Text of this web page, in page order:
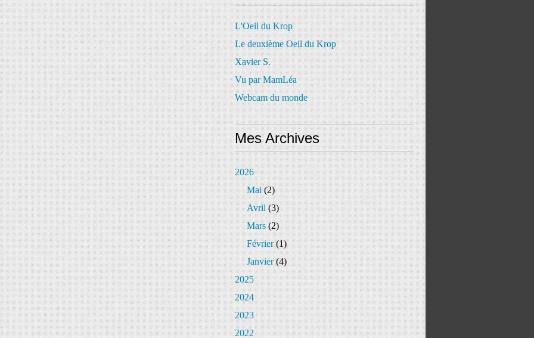
L'Oeil du Krop
Le deuxième Oeil du Krop
Xavier S.
Vu par MamLéa
Webcam du monde
Mes Archives
2026
Mai(2)
Avril(3)
Mars(2)
Février(1)
Janvier(4)
2025
2024
2023
2022